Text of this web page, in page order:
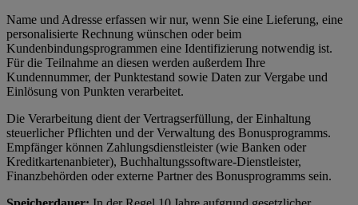
Name und Adresse erfassen wir nur, wenn Sie eine Lieferung, eine
personalisierte Rechnung wünschen oder beim
Kundenbindungsprogrammen eine Identifizierung notwendig ist.
Für die Teilnahme an diesen werden außerdem Ihre
Kundennummer, der Punktestand sowie Daten zur Vergabe und
Einlösung von Punkten verarbeitet.
Die Verarbeitung dient der Vertragserfüllung, der Einhaltung
steuerlicher Pflichten und der Verwaltung des Bonusprogramms.
Empfänger können Zahlungsdienstleister (wie Banken oder
Kreditkartenanbieter), Buchhaltungssoftware-Dienstleister,
Finanzbehörden oder externe Partner des Bonusprogramms sein.